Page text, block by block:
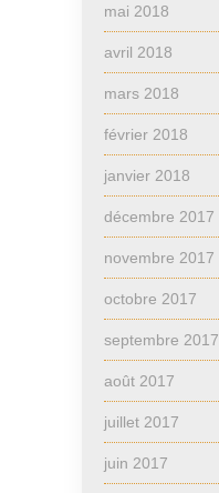
mai 2018
avril 2018
mars 2018
février 2018
janvier 2018
décembre 2017
novembre 2017
octobre 2017
septembre 2017
août 2017
juillet 2017
juin 2017